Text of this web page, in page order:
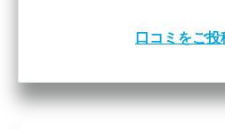
口コミをご投